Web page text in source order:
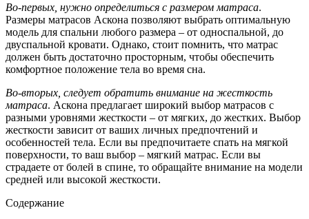
Во-первых, нужно определиться с размером матраса.
Размеры матрасов Аскона позволяют выбрать оптимальную
модель для спальни любого размера – от односпальной, до
двуспальной кровати. Однако, стоит помнить, что матрас
должен быть достаточно просторным, чтобы обеспечить
комфортное положение тела во время сна.
Во-вторых, следует обратить внимание на жесткость
матраса. Аскона предлагает широкий выбор матрасов с
разными уровнями жесткости – от мягких, до жестких. Выбор
жесткости зависит от ваших личных предпочтений и
особенностей тела. Если вы предпочитаете спать на мягкой
поверхности, то ваш выбор – мягкий матрас. Если вы
страдаете от болей в спине, то обращайте внимание на модели
средней или высокой жесткости.
Содержание